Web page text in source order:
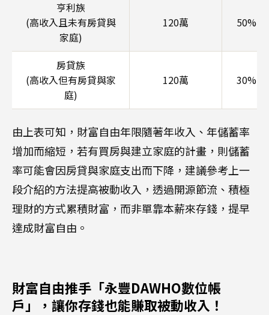
亨利族
(高收入且未有房貸與
家庭)
120萬 50%(
房貸族
(高收入但有房貸與家
庭)
120萬 30%(
由上表可知，財富自由年限隨著年收入、年儲蓄率
增加而縮短，若有買房與建立家庭的計畫，則儲蓄
率可能會因房貸與家庭支出而下降，建議參考上一
段介紹的方法提高被動收入，透過開源節流、積極
理財的方式累積財富，而非單靠本薪來存錢，提早
達成財富自由。
財富自由推手「永豐DAWHO數位帳
戶」，讓你存錢也能賺取被動收入！